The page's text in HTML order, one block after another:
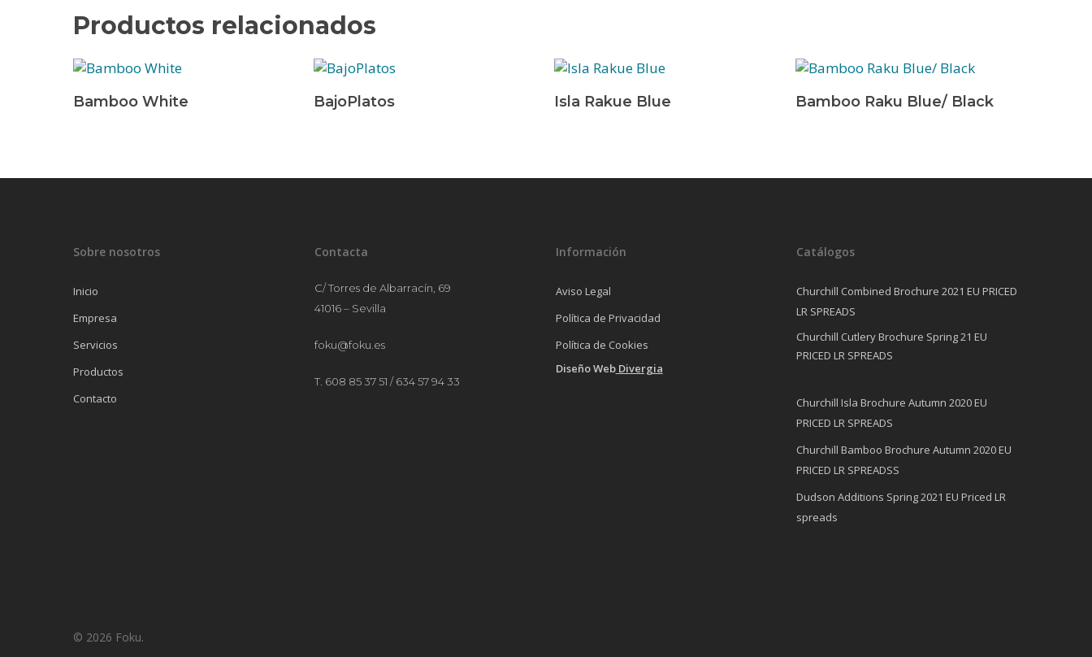
Productos relacionados
Leer Más
Bamboo White Leer Más
BajoPlatos Leer Más
Isla Rakue Blue Leer Más
Bamboo Raku Blue/ Black
Sobre nosotros
Inicio
Empresa
Servicios
Productos
Contacto
Contacta
C/ Torres de Albarracín, 69
41016 – Sevilla
foku@foku.es
T. 608 85 37 51 / 634 57 94 33
Información
Aviso Legal
Política de Privacidad
Política de Cookies
Diseño Web Divergia
Catálogos
Churchill Combined Brochure 2021 EU PRICED
LR SPREADS
Churchill Cutlery Brochure Spring 21 EU
PRICED LR SPREADS
Churchill Isla Brochure Autumn 2020 EU
PRICED LR SPREADS
Churchill Bamboo Brochure Autumn 2020 EU
PRICED LR SPREADSS
Dudson Additions Spring 2021 EU Priced LR
spreads
© 2026 Foku.